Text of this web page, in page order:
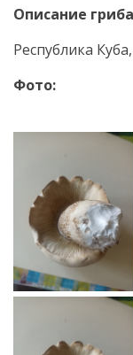
Описание
Республика
Фото: